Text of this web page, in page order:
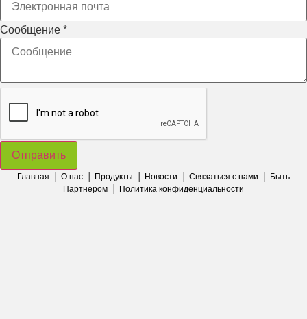
Сообщение *
Отправить
Главная О нас Продукты Новости Связаться с нами
Быть
Партнером
Политика конфиденциальности